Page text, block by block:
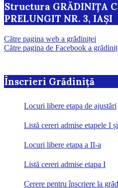
Structura GRĂDINIȚA
PRELUNGIT NR. 3, IAȘI
Către pagina web a grădiniței
Către pagina de Facebook a
Înscrieri Grădiniță
Locuri libere etapa de ajustări
Listă cereri admise etapele I
Locuri libere etapa a II-a
Listă cereri admise etapa I
Cerere pentru înscriere la